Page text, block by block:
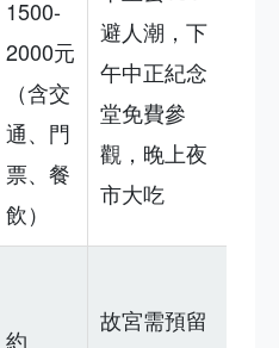
1500-
2000元
（含交
通、門
票、餐
飲）
避人潮，下
午中正紀念
堂免費參
觀，晚上夜
市大吃
約
故宮需預留